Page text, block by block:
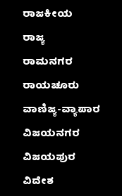
ರಾಜಕೀಯ
ರಾಜ್ಯ
ರಾಮನಗರ
ರಾಯಚೂರು
ವಾಣಿಜ್ಯ-ವ್ಯಾಪಾರ
ವಿಜಯನಗರ
ವಿಜಯಪುರ
ವಿದೇಶ